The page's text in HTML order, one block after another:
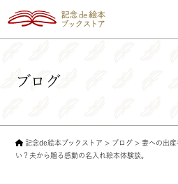
ブログ
記念de絵本ブックストア > ブログ >妻への出
い？夫から贈る感動の名入れ絵本体験談。